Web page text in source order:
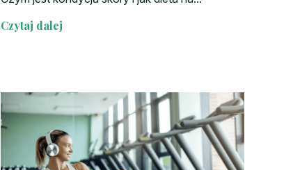
Czytaj dalej